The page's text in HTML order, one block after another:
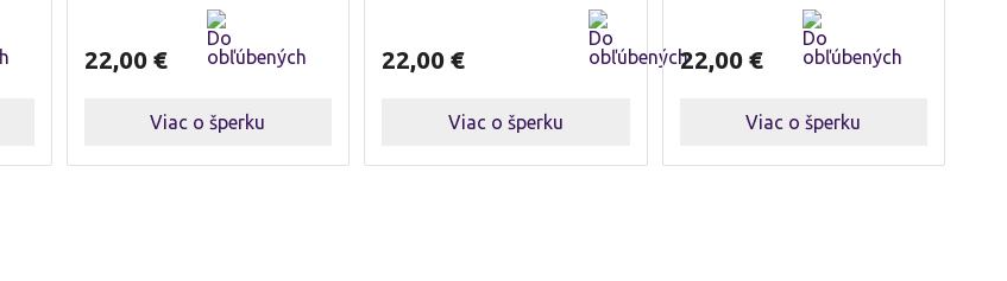
22,00 €
Viac o šperku
22,00€
Viac o šperku
22,00 €
Viac o šperku